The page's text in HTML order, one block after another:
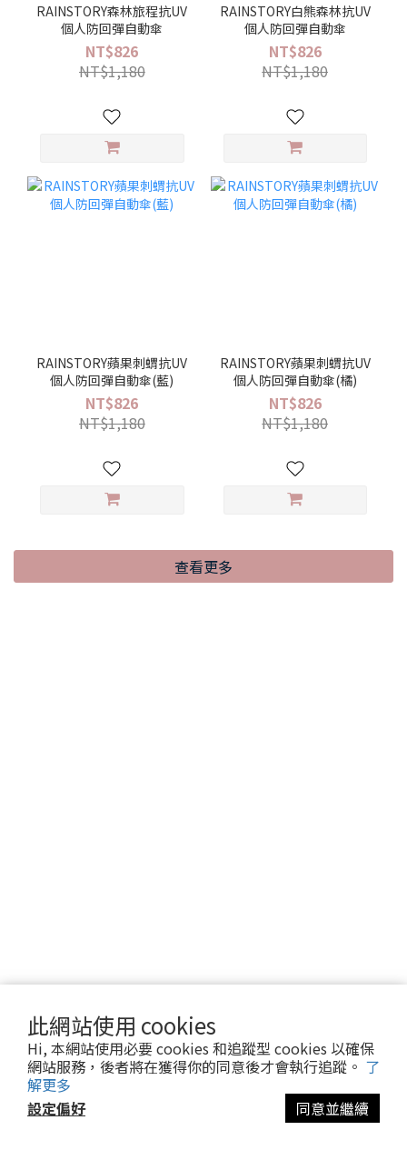
此網站使用 cookies
Hi, 本網站使用必要 cookies 和追蹤型 cookies 以確保
網站服務，後者將在獲得你的同意後才會執行追蹤。 了
解更多
設定偏好
同意並繼續
RAINSTORY森林旅程抗UV
個人防回彈自動傘
NT$826
NT$1,180
RAINSTORY白熊森林抗UV
個人防回彈自動傘
NT$826
NT$1,180
RAINSTORY蘋果刺蝟抗UV
個人防回彈自動傘(藍)
NT$826
NT$1,180
RAINSTORY蘋果刺蝟抗UV
個人防回彈自動傘(橘)
NT$826
NT$1,180
查看更多